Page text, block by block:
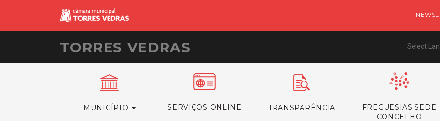
TORRES VEDRAS Select
MUNICÍPIO SERVIÇOS ONLINE TRANSPARÊNCIA
FREGUESIAS SEDE
CONCELHO